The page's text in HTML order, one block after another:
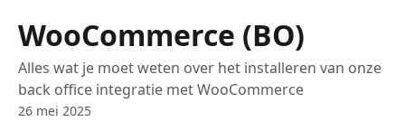
WooCommerce (BO)
Alles wat je moet weten over het installeren van onze
back office integratie met WooCommerce
26 mei 2025